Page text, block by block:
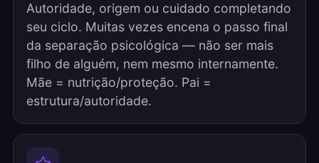
Autoridade, origem ou cuidado completando
seu ciclo. Muitas vezes encena o passo final
da separação psicológica — não ser mais
filho de alguém, nem mesmo internamente.
Mãe = nutrição/proteção. Pai =
estrutura/autoridade.